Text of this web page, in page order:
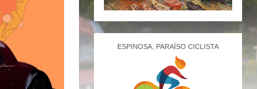
ESPINOSA, PARAÍSO CICLISTA